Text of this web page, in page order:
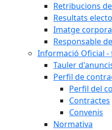
Retribucions
Resultats
Imatge
Responsable
Informació Oficial -
Tauler
Perfil de
Perfil del
Contractes
Convenis
Normativa